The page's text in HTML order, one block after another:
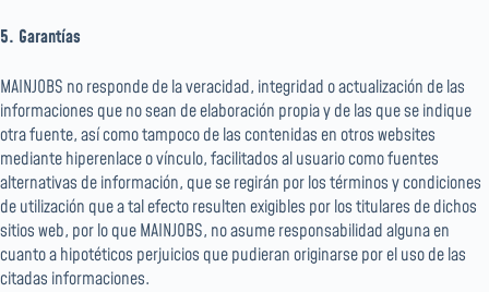
5. Garantías
MAINJOBS no responde de la veracidad, integridad o actualización de las
informaciones que no sean de elaboración propia y de las que se indique
otra fuente, así como tampoco de las contenidas en otros websites
mediante hiperenlace o vínculo, facilitados al usuario como fuentes
alternativas de información, que se regirán por los términos y condiciones
de utilización que a tal efecto resulten exigibles por los titulares de dichos
sitios web, por lo que MAINJOBS, no asume responsabilidad alguna en
cuanto a hipotéticos perjuicios que pudieran originarse por el uso de las
citadas informaciones.